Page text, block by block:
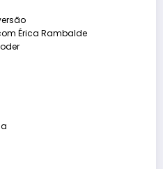
Érica Rambalde